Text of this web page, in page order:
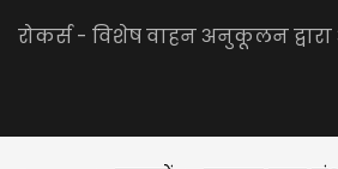
रोकर्स - विशेष वाहन अनुकूलन